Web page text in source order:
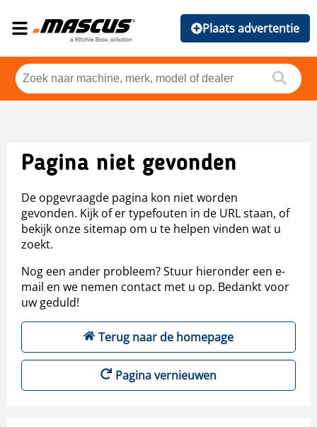
Plaats advertentie
Pagina niet gevonden
De opgevraagde pagina kon niet worden
gevonden. Kijk of er typefouten in de URL staan, of
bekijk onze sitemap om u te helpen vinden wat u
zoekt.
Nog een ander probleem? Stuur hieronder een e-
mail en we nemen contact met u op. Bedankt voor
uw geduld!
Terug naar de homepage
Pagina vernieuwen